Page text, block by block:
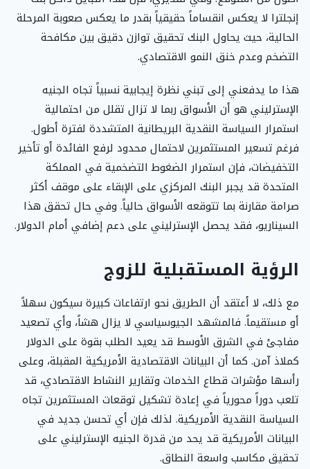
إنجلترا لا يعكس انقساماً حقيقياً بقدر ما يعكس صعوبة المرحلة
الحالية، حيث يحاول البنك تحقيق توازن دقيق بين مكافحة
التضخم وعدم خنق النمو الاقتصادي.
هذا ما يدفعني إلى تبني نظرة إيجابية نسبياً تجاه الجنيه
الإسترليني هو أن الأسواق ربما لا تزال تقلل من احتمالية
استمرار السياسة النقدية البريطانية المتشددة لفترة أطول.
فرغم تسعير المستثمرين لاحتمال محدود لرفع الفائدة أو تأخير
التخفيضات، فإن استمرار الضغوط التضخمية في المملكة
المتحدة قد يجبر البنك المركزي على الإبقاء على موقف أكثر
صرامة مقارنة بما تتوقعه الأسواق حالياً. وفي حال تحقق هذا
السيناريو، فقد يحصل الإسترليني على دعم إضافي أمام الدولار.
الرؤية المستقبلية للزوج
مع ذلك، لا أعتقد أن الطريق نحو ارتفاعات كبيرة سيكون سهلاً
أو مستقيماً. فالمشهد الجيوسياسي لا يزال هشاً، وأي تصعيد
مفاجئ في الشرق الأوسط قد يعيد الطلب بقوة على الدولار
كملاذ آمن. كما أن البيانات الاقتصادية الأمريكية المقبلة، وعلى
رأسها مؤشرات قطاع الخدمات وتقارير النشاط الاقتصادي، قد
تلعب دوراً محورياً في إعادة تشكيل توقعات المستثمرين تجاه
السياسة النقدية الأمريكية. لذلك فإن أي تحسن جديد في
البيانات الأمريكية قد يحد من قدرة الجنيه الإسترليني على
تحقيق مكاسب واسعة النطاق.